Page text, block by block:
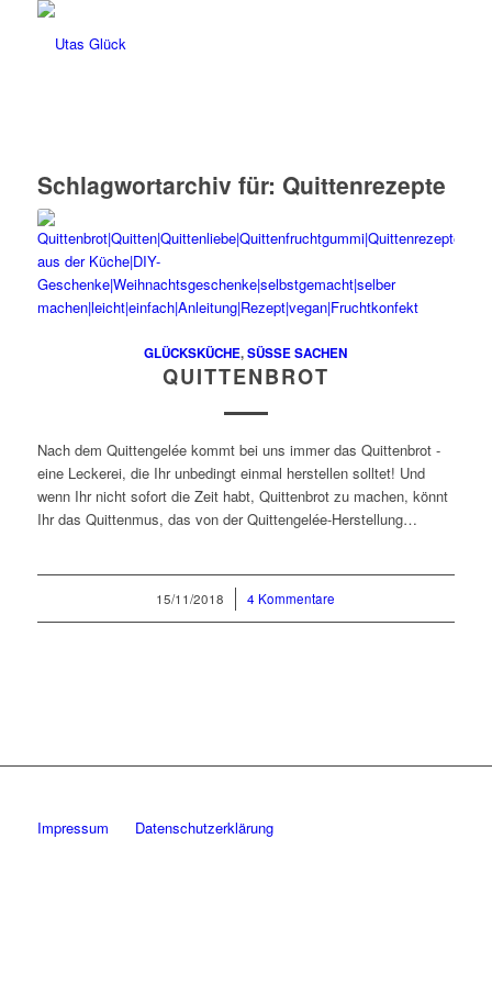
Schlagwortarchiv für: Quittenrezepte
GLÜCKSKÜCHE,SÜSSE SACHEN
QUITTENBROT
Nach dem Quittengelée kommt bei uns immer das Quittenbrot -
eine Leckerei, die Ihr unbedingt einmal herstellen solltet! Und
wenn Ihr nicht sofort die Zeit habt, Quittenbrot zu machen, könnt
Ihr das Quittenmus, das von der Quittengelée-Herstellung…
15/11/2018
/ 4 Kommentare
Impressum Datenschutzerklärung